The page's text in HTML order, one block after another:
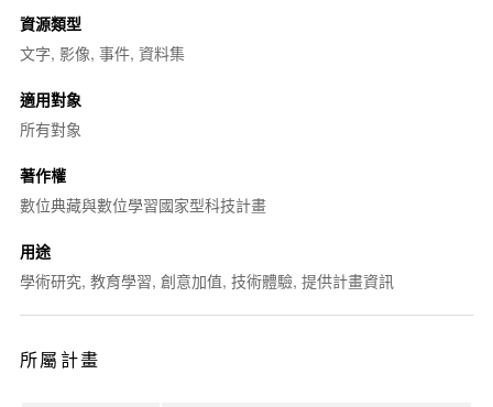
資源類型
文字, 影像, 事件, 資料集
適用對象
所有對象
著作權
數位典藏與數位學習國家型科技計畫
用途
學術研究, 教育學習, 創意加值, 技術體驗, 提供計畫資訊
所屬計畫